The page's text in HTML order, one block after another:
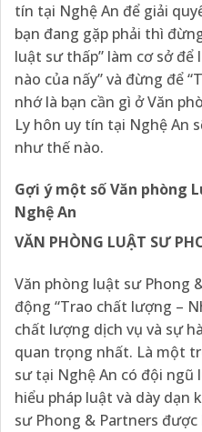
tín tại Nghệ An để giải
bạn đang gặp phải thì
luật sư thấp” làm cơ sở để
nào của nấy” và đừng để
nhớ là bạn cần gì ở Văn
Ly hôn uy tín tại Nghệ An
như thế nào.
Gợi ý một số Văn phòng
Nghệ An
VĂN PHÒNG LUẬT SƯ
Văn phòng luật sư Phong
động “Trao chất lượng –
chất lượng dịch vụ và sự
quan trọng nhất. Là một
sư tại Nghệ An có đội ngũ
hiểu pháp luật và dày dạn
sư Phong & Partners